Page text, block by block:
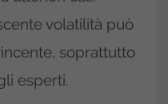
volatilità può
soprattutto
esperti.